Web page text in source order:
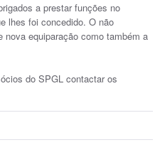
a prestar funções no
lhes foi concedido. O não
equiparação como também a
do SPGL contactar os